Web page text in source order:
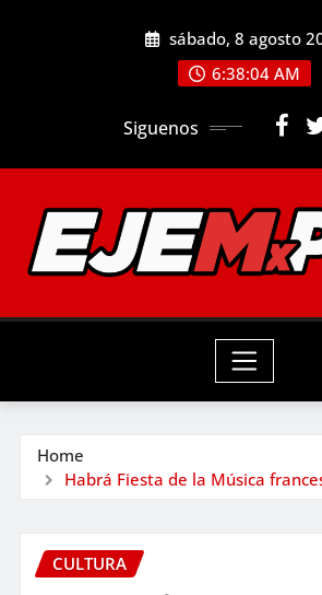
sábado, 8 agosto
6:38:05 AM
Siguenos
Home
Habrá Fiesta de la Música
CULTURA